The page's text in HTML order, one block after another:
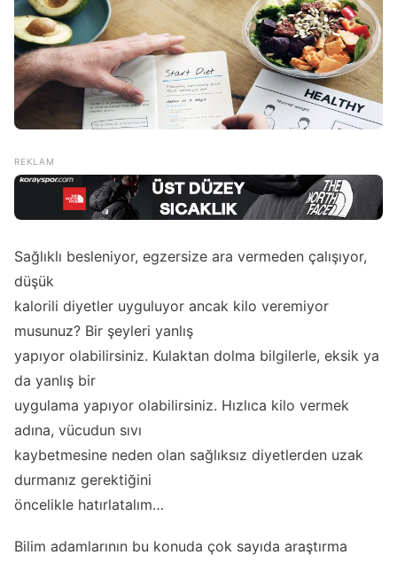
Sağlıklı besleniyor, egzersize ara vermeden çalışıyor,
düşük
kalorili diyetler uyguluyor ancak kilo veremiyor
musunuz? Bir şeyleri yanlış
yapıyor olabilirsiniz. Kulaktan dolma bilgilerle, eksik ya
da yanlış bir
uygulama yapıyor olabilirsiniz. Hızlıca kilo vermek
adına, vücudun sıvı
kaybetmesine neden olan sağlıksız diyetlerden uzak
durmanız gerektiğini
öncelikle hatırlatalım…
Bilim adamlarının bu konuda çok sayıda araştırma